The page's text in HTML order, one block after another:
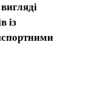
із